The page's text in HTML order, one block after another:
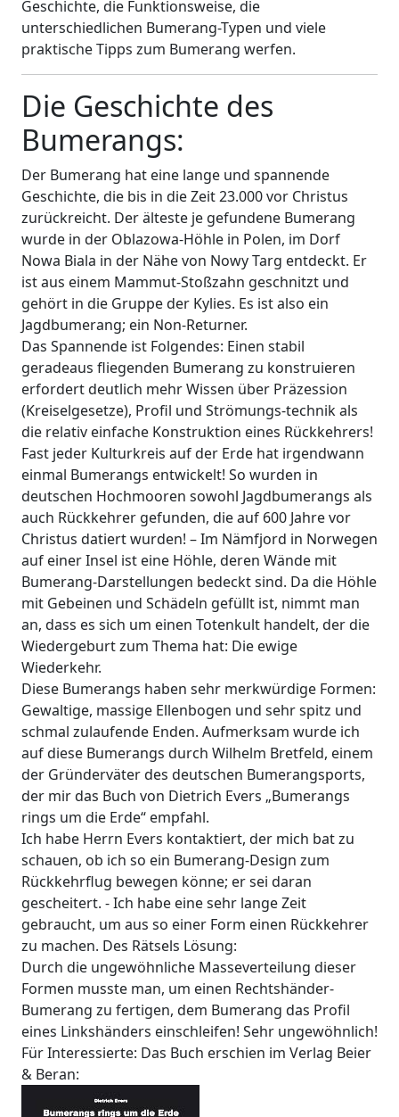
Geschichte, die Funktionsweise, die
unterschiedlichen Bumerang-Typen und viele
praktische Tipps zum Bumerang werfen.
Die Geschichte des
Bumerangs:
Der Bumerang hat eine lange und spannende
Geschichte, die bis in die Zeit 23.000 vor Christus
zurückreicht. Der älteste je gefundene Bumerang
wurde in der Oblazowa-Höhle in Polen, im Dorf
Nowa Biala in der Nähe von Nowy Targ entdeckt. Er
ist aus einem Mammut-Stoßzahn geschnitzt und
gehört in die Gruppe der Kylies. Es ist also ein
Jagdbumerang; ein Non-Returner.
Das Spannende ist Folgendes: Einen stabil
geradeaus fliegenden Bumerang zu konstruieren
erfordert deutlich mehr Wissen über Präzession
(Kreiselgesetze), Profil und Strömungs-technik als
die relativ einfache Konstruktion eines Rückkehrers!
Fast jeder Kulturkreis auf der Erde hat irgendwann
einmal Bumerangs entwickelt! So wurden in
deutschen Hochmooren sowohl Jagdbumerangs als
auch Rückkehrer gefunden, die auf 600 Jahre vor
Christus datiert wurden! – Im Nämfjord in Norwegen
auf einer Insel ist eine Höhle, deren Wände mit
Bumerang-Darstellungen bedeckt sind. Da die Höhle
mit Gebeinen und Schädeln gefüllt ist, nimmt man
an, dass es sich um einen Totenkult handelt, der die
Wiedergeburt zum Thema hat: Die ewige
Wiederkehr.
Diese Bumerangs haben sehr merkwürdige Formen:
Gewaltige, massige Ellenbogen und sehr spitz und
schmal zulaufende Enden. Aufmerksam wurde ich
auf diese Bumerangs durch Wilhelm Bretfeld, einem
der Gründerväter des deutschen Bumerangsports,
der mir das Buch von Dietrich Evers „Bumerangs
rings um die Erde“ empfahl.
Ich habe Herrn Evers kontaktiert, der mich bat zu
schauen, ob ich so ein Bumerang-Design zum
Rückkehrflug bewegen könne; er sei daran
gescheitert. - Ich habe eine sehr lange Zeit
gebraucht, um aus so einer Form einen Rückkehrer
zu machen. Des Rätsels Lösung:
Durch die ungewöhnliche Masseverteilung dieser
Formen musste man, um einen Rechtshänder-
Bumerang zu fertigen, dem Bumerang das Profil
eines Linkshänders einschleifen! Sehr ungewöhnlich!
Für Interessierte: Das Buch erschien im Verlag Beier
& Beran: